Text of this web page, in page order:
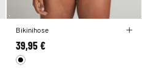
Bikinihose
39,95 €